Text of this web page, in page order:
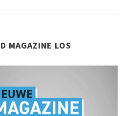
MAGAZINE LOS